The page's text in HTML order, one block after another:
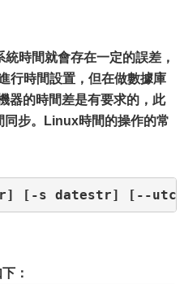
時間就會存在一定的誤差，
行時間設置，但在做數據庫
器的時間差是有要求的，此
步。
Linux時間的操作的常
[-s datestr] [--utc]
：